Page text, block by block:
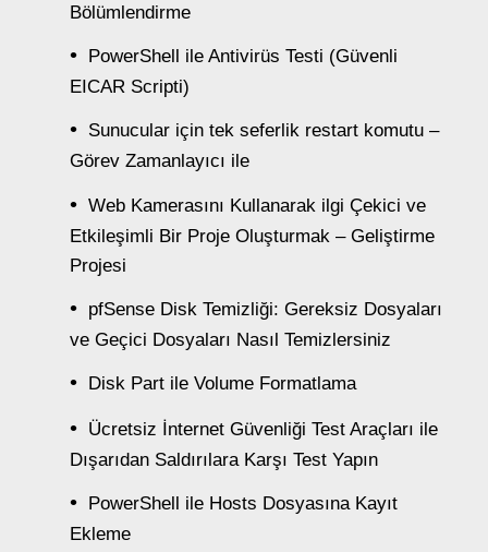
Bölümlendirme
PowerShell ile Antivirüs Testi (Güvenli
EICAR Scripti)
Sunucular için tek seferlik restart komutu –
Görev Zamanlayıcı ile
Web Kamerasını Kullanarak ilgi Çekici ve
Etkileşimli Bir Proje Oluşturmak – Geliştirme
Projesi
pfSense Disk Temizliği: Gereksiz Dosyaları
ve Geçici Dosyaları Nasıl Temizlersiniz
Disk Part ile Volume Formatlama
Ücretsiz İnternet Güvenliği Test Araçları ile
Dışarıdan Saldırılara Karşı Test Yapın
PowerShell ile Hosts Dosyasına Kayıt
Ekleme